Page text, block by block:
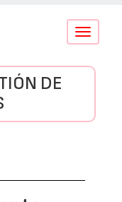
Conmutar
DE